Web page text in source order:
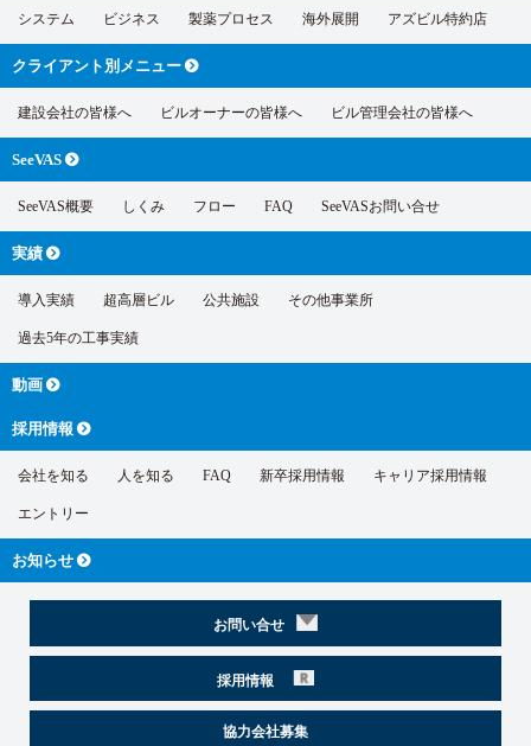
システム ビジネス 製薬プロセス 海外展開 アズビル特約店
クライアント別 メニュー
建設会社の皆様へ ビルオーナーの皆様へ ビル管理会社の皆様へ
SeeVAS
SeeVAS概要 しくみ フロー FAQ SeeVASお問い合せ
実績
導入実績 超高層ビル 公共施設 その他事業所
過去5年の工事実績
動画
採用情報
会社を知る 人を知る FAQ 新卒採用情報 キャリア採用情報
エントリー
お知らせ
お問い合せ
採用情報
協力会社募集